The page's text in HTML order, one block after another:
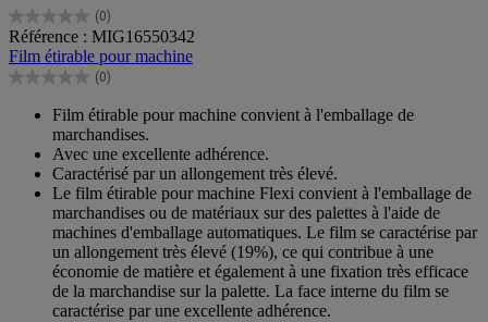
(0)
0.0
sur
5
étoiles.
Référence : MIG16550342
Film étirable pour machine
(0)
0.0
étoiles.
Film étirable pour machine convient à l'emballage de
marchandises.
Avec une excellente adhérence.
Caractérisé par un allongement très élevé.
Le film étirable pour machine Flexi convient à l'emballage de
marchandises ou de matériaux sur des palettes à l'aide de
machines d'emballage automatiques. Le film se caractérise par
un allongement très élevé (19%), ce qui contribue à une
économie de matière et également à une fixation très efficace
de la marchandise sur la palette. La face interne du film se
caractérise par une excellente adhérence.